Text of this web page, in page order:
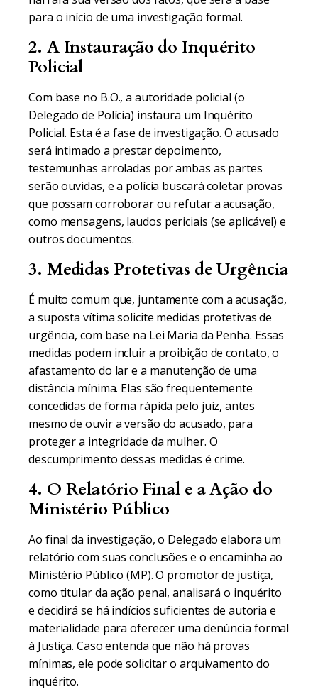
para o início de uma investigação formal.
2. A Instauração do Inquérito
Policial
Com base no B.O., a autoridade policial (o
Delegado de Polícia) instaura um Inquérito
Policial. Esta é a fase de investigação. O acusado
será intimado a prestar depoimento,
testemunhas arroladas por ambas as partes
serão ouvidas, e a polícia buscará coletar provas
que possam corroborar ou refutar a acusação,
como mensagens, laudos periciais (se aplicável) e
outros documentos.
3. Medidas Protetivas de Urgência
É muito comum que, juntamente com a acusação,
a suposta vítima solicite medidas protetivas de
urgência, com base na Lei Maria da Penha. Essas
medidas podem incluir a proibição de contato, o
afastamento do lar e a manutenção de uma
distância mínima. Elas são frequentemente
concedidas de forma rápida pelo juiz, antes
mesmo de ouvir a versão do acusado, para
proteger a integridade da mulher. O
descumprimento dessas medidas é crime.
4. O Relatório Final e a Ação do
Ministério Público
Ao final da investigação, o Delegado elabora um
relatório com suas conclusões e o encaminha ao
Ministério Público (MP). O promotor de justiça,
como titular da ação penal, analisará o inquérito
e decidirá se há indícios suficientes de autoria e
materialidade para oferecer uma denúncia formal
à Justiça. Caso entenda que não há provas
mínimas, ele pode solicitar o arquivamento do
inquérito.